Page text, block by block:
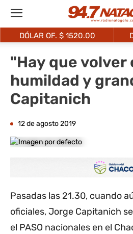
DÓLAR OF. $ 1520.00
"Hay que volver
humildad y
Capitanich
12 de agosto 2019
Pasadas las 21.30, cuando
oficiales, Jorge Capitanich
el PASO nacionales en el